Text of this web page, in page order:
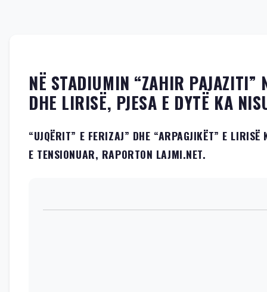
NË STADIUMIN “ZAHIR PAJAZITI”
DHE LIRISË, PJESA E DYTË KA
“UJQËRIT” E FERIZAJ” DHE “ARPAGJIKËT” E
E TENSIONUAR, RAPORTON LAJMI.NET.